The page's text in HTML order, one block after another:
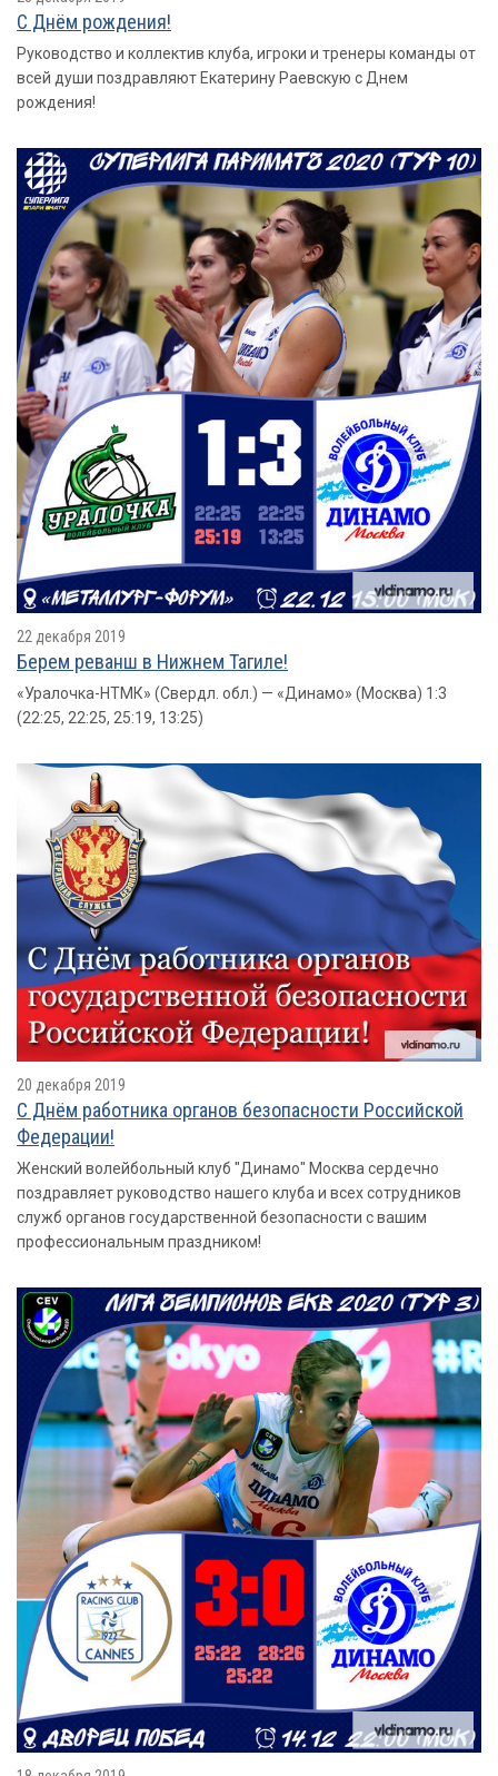
С Днём рождения!
Руководство и коллектив клуба, игроки и тренеры команды от
всей души поздравляют Екатерину Раевскую с Днем
рождения!
22 декабря 2019
Берем реванш в Нижнем Тагиле!
«Уралочка-НТМК» (Свердл. обл.) — «Динамо» (Москва) 1:3
(22:25, 22:25, 25:19, 13:25)
20 декабря 2019
С Днём работника органов безопасности Российской
Федерации!
Женский волейбольный клуб "Динамо" Москва сердечно
поздравляет руководство нашего клуба и всех сотрудников
служб органов государственной безопасности с вашим
профессиональным праздником!